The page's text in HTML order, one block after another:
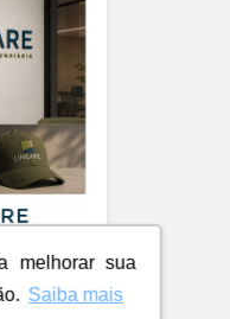
melhorar sua
Saiba mais